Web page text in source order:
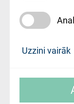
Uzzini vairāk
slimnīca,